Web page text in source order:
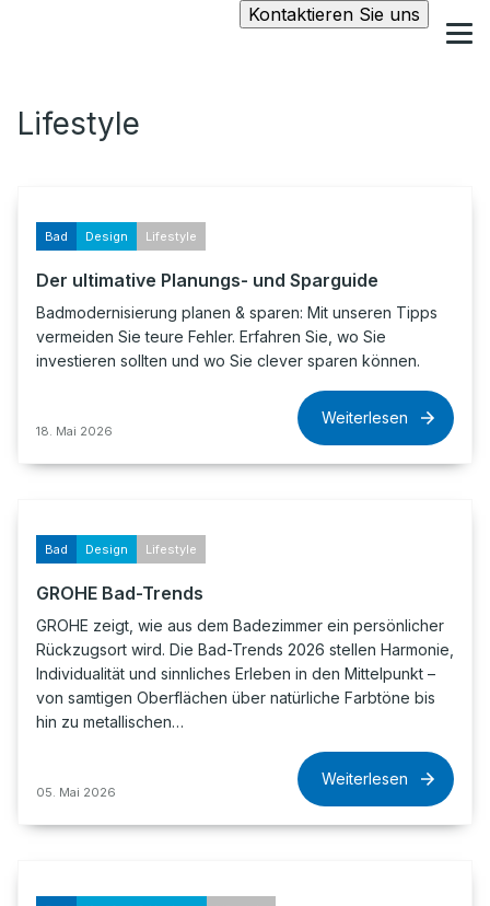
Kontaktieren Sie uns
Lifestyle
Bad Design Lifestyle
Der ultimative Planungs- und Sparguide
Badmodernisierung planen & sparen: Mit unseren Tipps
vermeiden Sie teure Fehler. Erfahren Sie, wo Sie
investieren sollten und wo Sie clever sparen können.
18. Mai 2026
Weiterlesen
Bad Design Lifestyle
GROHE Bad-Trends
GROHE zeigt, wie aus dem Badezimmer ein persönlicher
Rückzugsort wird. Die Bad-Trends 2026 stellen Harmonie,
Individualität und sinnliches Erleben in den Mittelpunkt –
von samtigen Oberflächen über natürliche Farbtöne bis
hin zu metallischen…
05. Mai 2026
Weiterlesen